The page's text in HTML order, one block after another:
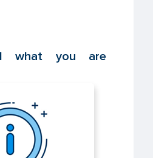
what you are